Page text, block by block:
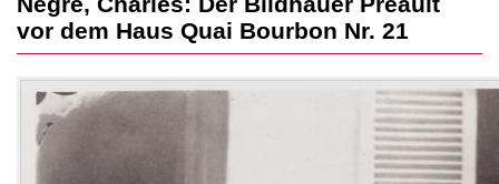
vor dem Haus Quai Bourbon Nr. 21